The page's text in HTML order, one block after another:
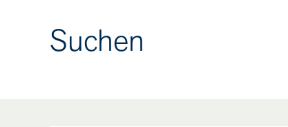
Suchen